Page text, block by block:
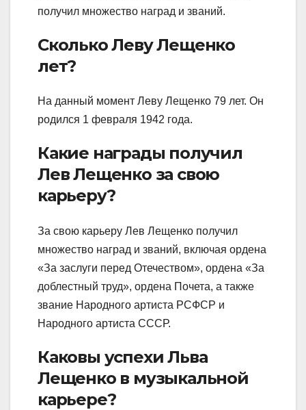
получил множество наград и званий.
Сколько Леву Лещенко
лет?
На данный момент Леву Лещенко 79 лет. Он
родился 1 февраля 1942 года.
Какие награды получил
Лев Лещенко за свою
карьеру?
За свою карьеру Лев Лещенко получил
множество наград и званий, включая ордена
«За заслуги перед Отечеством», ордена «За
доблестный труд», ордена Почета, а также
звание Народного артиста РСФСР и
Народного артиста СССР.
Каковы успехи Льва
Лещенко в музыкальной
карьере?